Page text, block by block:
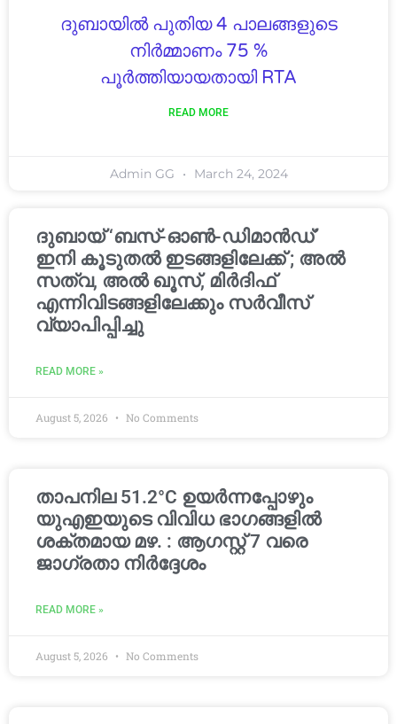
ദുബായിൽ പുതിയ 4 പാലങ്ങളുടെ
നിർമ്മാണം 75 %
പൂർത്തിയായതായി RTA
READ MORE
Admin GG March 24, 2024
ദുബായ് ‘ബസ്-ഓൺ-ഡിമാൻഡ്’
ഇനി കൂടുതൽ ഇടങ്ങളിലേക്ക് ; അൽ
സത്വ, അൽ ഖൂസ്, മിർദിഫ്
എന്നിവിടങ്ങളിലേക്കും സർവീസ്
വ്യാപിപ്പിച്ചു
READ MORE »
August 5, 2026 No Comments
താപനില 51.2°C ഉയർന്നപ്പോഴും
യുഎഇയുടെ വിവിധ ഭാഗങ്ങളിൽ
ശക്തമായ മഴ. : ആഗസ്റ്റ് 7 വരെ
ജാഗ്രതാ നിർദ്ദേശം
READ MORE »
August 5, 2026 No Comments